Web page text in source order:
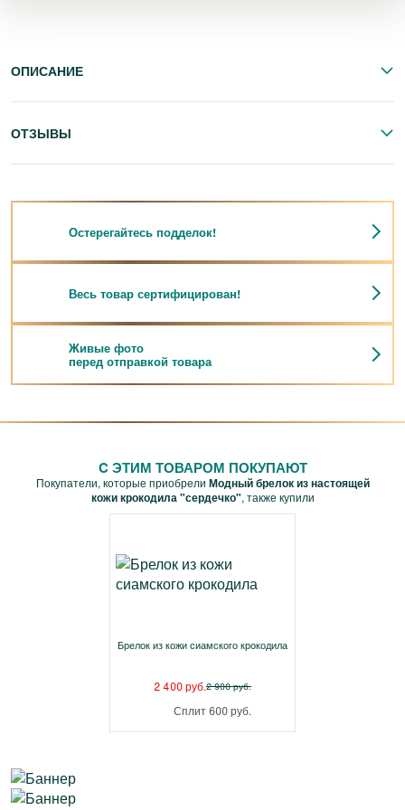
ОПИСАНИЕ
ОТЗЫВЫ
Остерегайтесь подделок!
Весь товар сертифицирован!
Живые фото
перед отправкой товара
C ЭТИМ ТОВАРОМ ПОКУПАЮТ
Покупатели, которые приобрели Модный брелок из настоящей
кожи крокодила "сердечко", также купили
Брелок из кожи сиамского крокодила
2 400 руб.2 900 руб.
Сплит 600 руб.